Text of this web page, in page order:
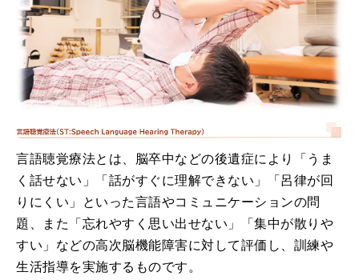
言語聴覚療法とは、脳卒中などの後遺症により「うま
く話せない」「話がすぐに理解できない」「呂律が回
りにくい」といった言語やコミュニケーションの問
題、また「忘れやすく思い出せない」「集中が散りや
すい」などの高次脳機能障害に対して評価し、訓練や
生活指導を実施するものです。